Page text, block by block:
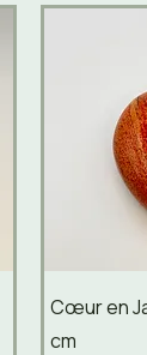
Cœur en
cm